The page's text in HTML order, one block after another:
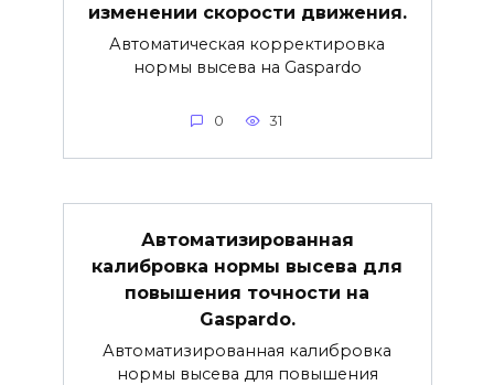
изменении скорости движения.
Автоматическая корректировка
нормы высева на Gaspardo
0 31
Автоматизированная
калибровка нормы высева для
повышения точности на
Gaspardo.
Автоматизированная калибровка
нормы высева для повышения